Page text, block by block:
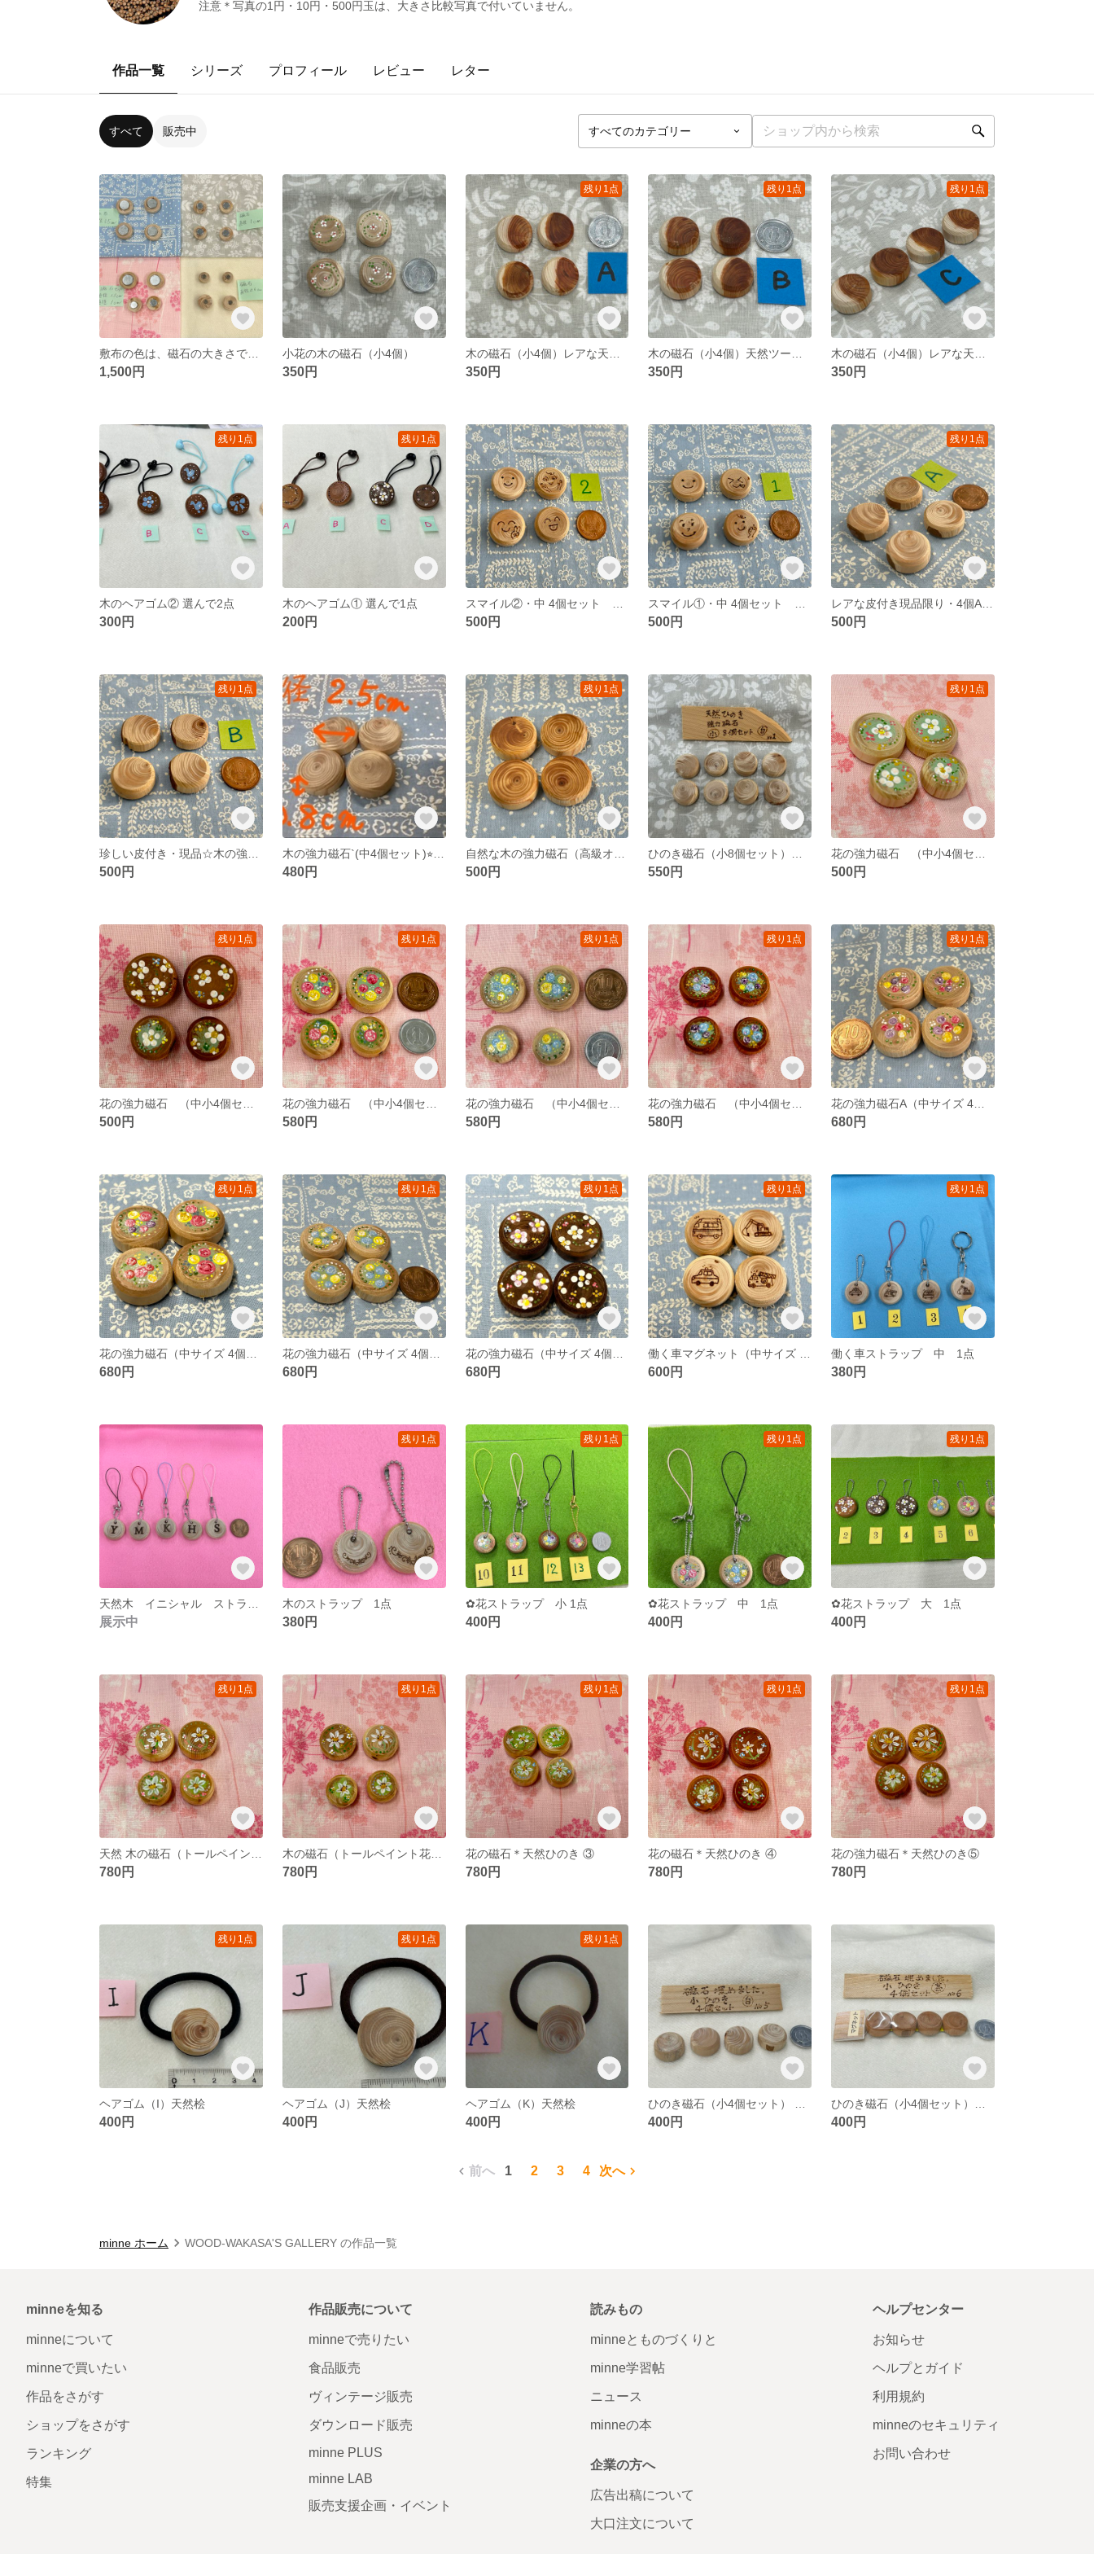
注意＊写真の1円・10円・500円玉は、大きさ比較写真で付いていません。
作品一覧 シリーズ プロフィール レビュー レター
すべて 販売中
1,500円
小花の木の磁石（小4個）
350円
残り1点
350円
残り1点
350円
残り1点
350円
残り1点
木のヘアゴム② 選んで2点
300円
残り1点
木のヘアゴム① 選んで1点
200円 500円 500円
残り1点
500円
残り1点
500円
木の強力磁石`(中4個セット)⭐︎1番おすすめ！
480円
残り1点
500円 550円
残り1点
500円
残り1点
500円
残り1点
580円
残り1点
580円
残り1点
580円
残り1点
680円
残り1点
680円
残り1点
680円
残り1点
680円
残り1点
600円
残り1点
働く車ストラップ 中 1点
380円
展示中
残り1点
木のストラップ 1点
380円
残り1点
✿花ストラップ 小 1点
400円
残り1点
✿花ストラップ 中 1点
400円
残り1点
✿花ストラップ 大 1点
400円
残り1点
780円
残り1点
木の磁石（トールペイント花）＊天然ひのき ②
780円
残り1点
花の磁石＊天然ひのき ③
780円
残り1点
花の磁石＊天然ひのき ④
780円
残り1点
花の強力磁石＊天然ひのき⑤
780円
残り1点
ヘアゴム（I）天然桧
400円
残り1点
ヘアゴム（J）天然桧
400円
残り1点
ヘアゴム（K）天然桧
400円 400円 400円
前へ 1 2 3 4 次へ
minne ホーム WOOD-WAKASA'S GALLERY の作品一覧
minneを知る
minneについて
minneで買いたい
作品をさがす
ショップをさがす
ランキング
特集
作品販売について
minneで売りたい
食品販売
ヴィンテージ販売
ダウンロード販売
minne PLUS
minne LAB
販売支援企画・イベント
読みもの
minneとものづくりと
minne学習帖
ニュース
minneの本
企業の方へ
広告出稿について
大口注文について
ヘルプセンター
お知らせ
ヘルプとガイド
利用規約
minneのセキュリティ
お問い合わせ